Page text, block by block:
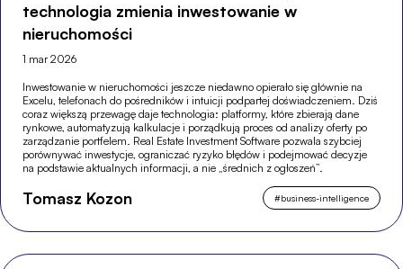
technologia zmienia inwestowanie w
nieruchomości
1 mar 2026
Inwestowanie w nieruchomości jeszcze niedawno opierało się głównie na
Excelu, telefonach do pośredników i intuicji podpartej doświadczeniem. Dziś
coraz większą przewagę daje technologia: platformy, które zbierają dane
rynkowe, automatyzują kalkulacje i porządkują proces od analizy oferty po
zarządzanie portfelem. Real Estate Investment Software pozwala szybciej
porównywać inwestycje, ograniczać ryzyko błędów i podejmować decyzje
na podstawie aktualnych informacji, a nie „średnich z ogłoszeń”.
Tomasz Kozon #business-intelligence